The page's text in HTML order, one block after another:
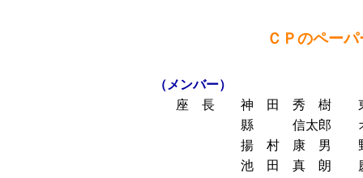
ＣＰのペー
（メンバー）
座 長
神 田 秀 樹
縣 信太郎
揚 村 康 男
池 田 真 朗